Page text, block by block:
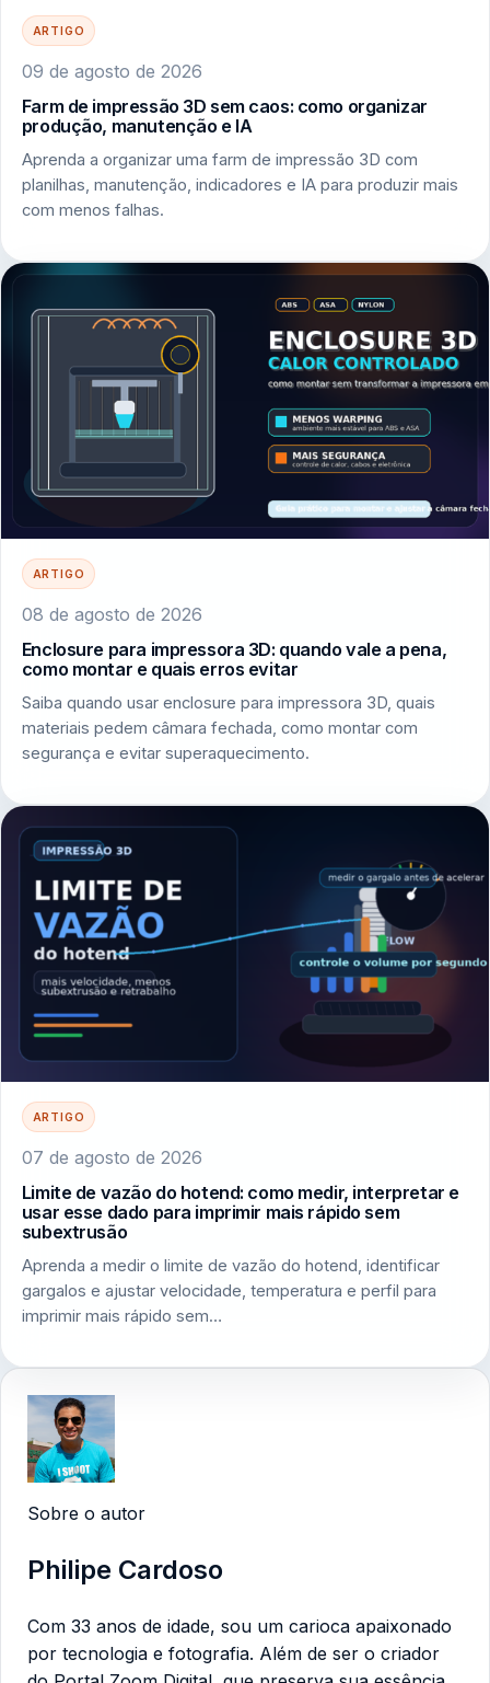
ARTIGO
09 de agosto de 2026
Farm de impressão 3D sem caos: como organizar
produção, manutenção e IA
Aprenda a organizar uma farm de impressão 3D com
planilhas, manutenção, indicadores e IA para produzir mais
com menos falhas.
ARTIGO
08 de agosto de 2026
Enclosure para impressora 3D: quando vale a pena,
como montar e quais erros evitar
Saiba quando usar enclosure para impressora 3D, quais
materiais pedem câmara fechada, como montar com
segurança e evitar superaquecimento.
ARTIGO
07 de agosto de 2026
Limite de vazão do hotend: como medir, interpretar e
usar esse dado para imprimir mais rápido sem
subextrusão
Aprenda a medir o limite de vazão do hotend, identificar
gargalos e ajustar velocidade, temperatura e perfil para
imprimir mais rápido sem…
Sobre o autor
Philipe Cardoso
Com 33 anos de idade, sou um carioca apaixonado
por tecnologia e fotografia. Além de ser o criador